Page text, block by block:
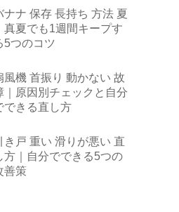
ナナ 保存 長持ち 方法 夏
真夏でも1週間キープす
5つのコツ
風機 首振り 動かない 故
｜原因別チェックと自分
できる直し方
き戸 重い 滑りが悪い 直
方｜自分でできる5つの
善策